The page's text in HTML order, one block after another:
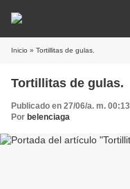
Inicio » Tortillitas de gulas.
Tortillitas de gulas.
Publicado en 27/06/a. m. 00:13
Por belenciaga